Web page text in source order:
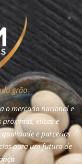
grão
o mercado nacional e
éticas e
e parcerias
para um futuro de